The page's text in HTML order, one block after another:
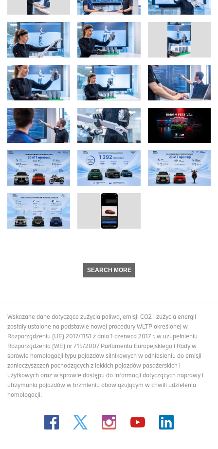
SEARCH MORE
Wskazane dane dotyczące zużycia paliwa, emisji CO2 i zużycia energii
zostały ustalone na podstawie nowej procedury WLTP określonej w
Rozporządzeniu (UE) 2017/1151 z dnia 1 czerwca 2017 r. w uzupełnieniu
Rozporządzenia (WE) nr 715/2007 Parlamentu Europejskiego i Rady w
sprawie homologacji typu pojazdów silnikowych w odniesieniu do emisji
zanieczyszczeń pochodzących z lekkich pojazdów pasażerskich i
użytkowych oraz w sprawie dostępu do informacji dotyczących naprawy i
utrzymania pojazdów w brzmieniu obowiązującym w chwili udzielenia
homologacji.